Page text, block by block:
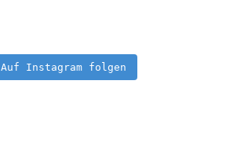
Auf Instagram folgen